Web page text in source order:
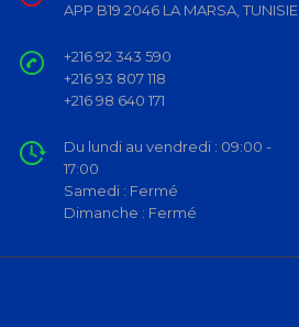
APP B19 2046 LA MARSA, TUNISIE
+216 92 343 590
+216 93 807 118
+216 98 640 171
Du lundi au vendredi : 09:00 -
17:00
Samedi : Fermé
Dimanche : Fermé